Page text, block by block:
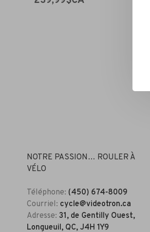
NOTRE PASSION… ROULER À
VÉLO
Téléphone: (450) 674-8009
Courriel: cycle@videotron.ca
Adresse: 31, de Gentilly Ouest,
Longueuil, QC, J4H 1Y9